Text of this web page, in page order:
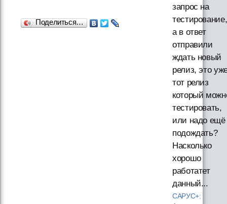
Поделиться…
запрос на
тестирование,
а в ответ
отправили
ждать новый
релиз, это
тот релиз
который
тестировать,
или надо ещё
подождать?
Насколько
хорошо
работатет
данный...
САРУС+: